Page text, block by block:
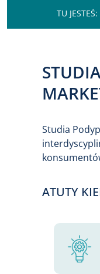
Studia
ATUTY